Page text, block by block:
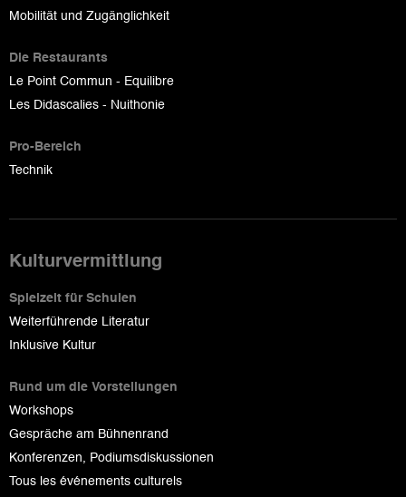
Mobilität und Zugänglichkeit
Die Restaurants
Le Point Commun - Equilibre
Les Didascalies - Nuithonie
Pro-Bereich
Technik
Kulturvermittlung
Spielzeit für Schulen
Weiterführende Literatur
Inklusive Kultur
Rund um die Vorstellungen
Workshops
Gespräche am Bühnenrand
Konferenzen, Podiumsdiskussionen
Tous les événements culturels